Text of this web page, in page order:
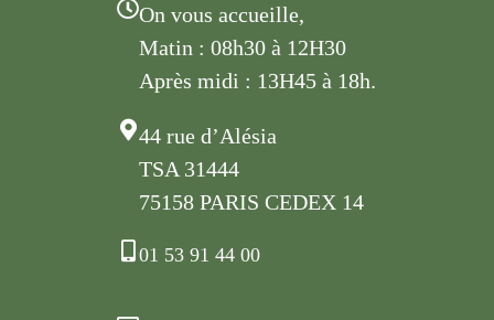
On vous accueille,
Matin : 08h30 à 12H30
Après midi : 13H45 à 18h.
44 rue d’Alésia
TSA 31444
75158 PARIS CEDEX 14
01 53 91 44 00